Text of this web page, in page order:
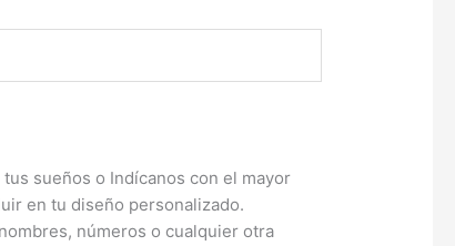
sueños o Indícanos con el mayor
en tu diseño personalizado.
números o cualquier otra